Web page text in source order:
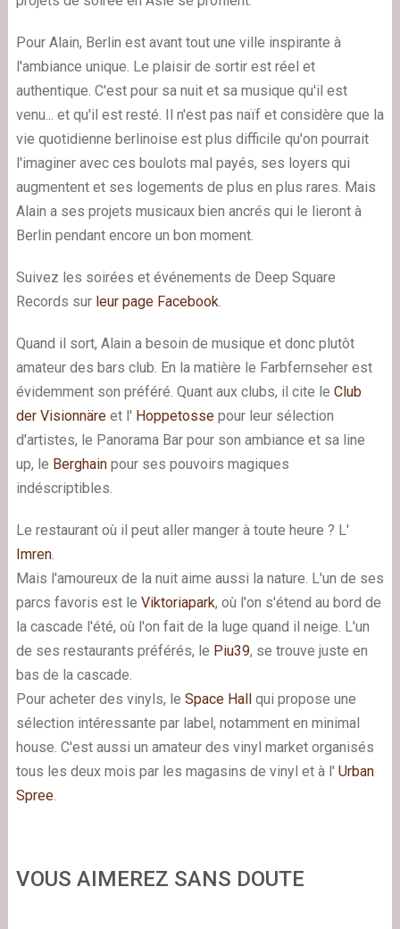
Pour Alain, Berlin est avant tout une ville inspirante à
l'ambiance unique. Le plaisir de sortir est réel et
authentique. C'est pour sa nuit et sa musique qu'il est
venu... et qu'il est resté. Il n'est pas naïf et considère que la
vie quotidienne berlinoise est plus difficile qu'on pourrait
l'imaginer avec ces boulots mal payés, ses loyers qui
augmentent et ses logements de plus en plus rares. Mais
Alain a ses projets musicaux bien ancrés qui le lieront à
Berlin pendant encore un bon moment.
Suivez les soirées et événements de Deep Square
Records sur leur page Facebook
Quand il sort, Alain a besoin de musique et donc plutôt
amateur des bars club. En la matière le Farbfernseher est
évidemment son préféré. Quant aux clubs, il cite le Club
der Visionnäreet l' Hoppetossepour leur sélection
d'artistes, le Panorama Bar pour son ambiance et sa line
up, le Berghainpour ses pouvoirs magiques
indéscriptibles.
Le restaurant où il peut aller manger à toute heure ? L'
Imren.
Mais l'amoureux de la nuit aime aussi la nature. L'un de ses
parcs favoris est le Viktoriapark, où l'on s'étend au bord de
la cascade l'été, où l'on fait de la luge quand il neige. L'un
de ses restaurants préférés, le Piu39, se trouve juste en
bas de la cascade.
Pour acheter des vinyls, le Space Hallqui propose une
sélection intéressante par label, notamment en minimal
house. C'est aussi un amateur des vinyl market organisés
tous les deux mois par les magasins de vinyl et à l' Urban
Spree.
VOUS AIMEREZ SANS DOUTE